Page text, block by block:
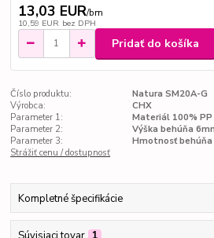
13,03 EUR/bm
10,59 EUR bez DPH
Pridať do košíka
Číslo produktu:
Natura SM20A-G
Výrobca:
CHX
Parameter 1:
Materiál 100% PP
Parameter 2:
Výška behúňa
Parameter 3:
Hmotnosť behúňa
Strážiť cenu / dostupnosť
Kompletné špecifikácie